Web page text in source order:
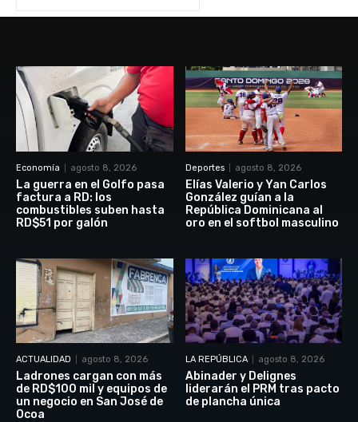
Economía agosto 8, 2026
La guerra en el Golfo pasa
factura a RD: los
combustibles suben hasta
RD$51 por galón
Deportes agosto 8, 2026
Elías Valerio y Yan Carlos
González guían a la
República Dominicana al
oro en el softbol masculino
ACTUALIDAD agosto 8, 2026
Ladrones cargan con más
de RD$100 mil y equipos de
un negocio en San José de
Ocoa
LA REPÚBLICA agosto 8, 2026
Abinader y Delignes
liderarán el PRM tras pacto
de plancha única